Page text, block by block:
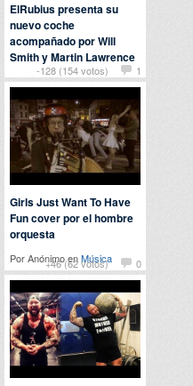
-128 (154 votos) 1
ElRubius presenta su
nuevo coche
acompañado por Will
Smith y Martin Lawrence
PorrereenFamosos
+46 (62 votos)
0
Girls Just Want To Have
Fun cover por el hombre
orquesta
Por Anónimo enMúsica